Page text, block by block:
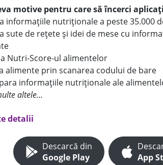
motive pentru care să încerci
informațiile nutriționale a peste 35.000
sute de rețete și idei de mese cu
Nutri-Score-ul alimentelor
alimente prin scanarea codului de bare
informațiile nutriționale ale
altele...
detalii
Descarcă din
Google Play
App